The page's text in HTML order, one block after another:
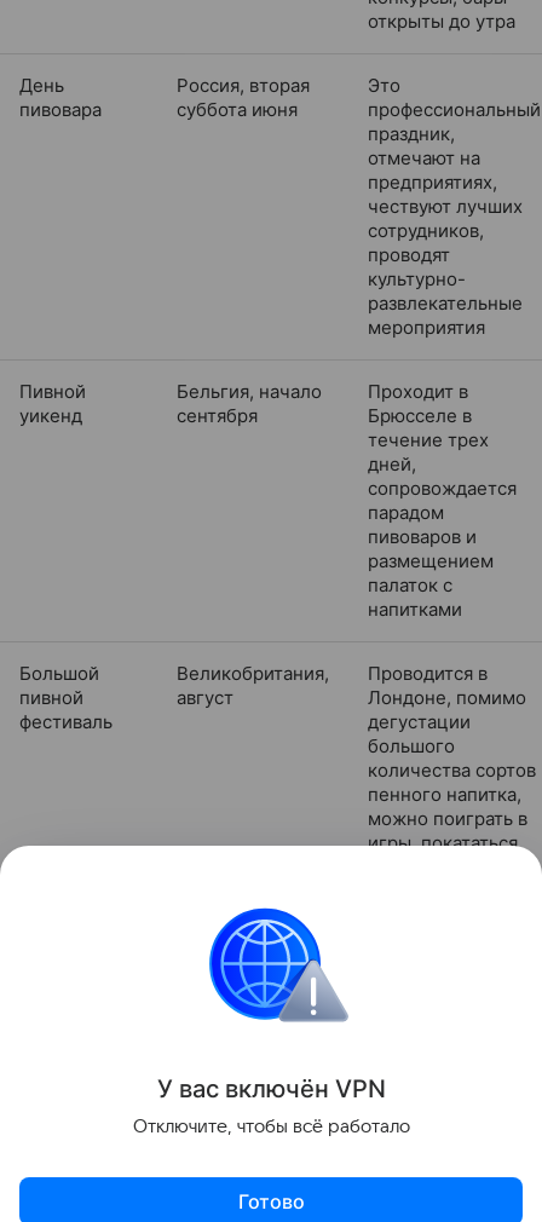
открыты до утра
День
пивовара
Россия, вторая
суббота июня
Это
профессиональный
праздник,
отмечают на
предприятиях,
чествуют лучших
сотрудников,
проводят
культурно-
развлекательные
мероприятия
Пивной
уикенд
Бельгия, начало
сентября
Проходит в
Брюсселе в
течение трех
дней,
сопровождается
парадом
пивоваров и
размещением
палаток с
напитками
Большой
пивной
фестиваль
Великобритания,
август
Проводится в
Лондоне, помимо
дегустации
большого
количества сортов
пенного напитка,
можно поиграть в
игры, покататься
Разъясняем
Поделиться
У вас включён VPN
Отключите, чтобы всё работало
Готово